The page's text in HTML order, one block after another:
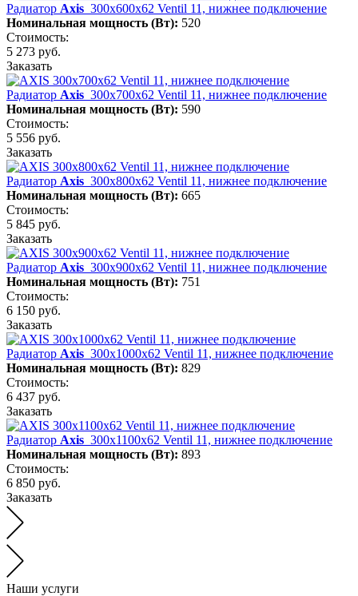
Радиатор Axis 300х600х62 Ventil 11, нижнее подключение
Номинальная мощность (Вт): 520
Стоимость:
5 273 руб.
Заказать
Радиатор Axis 300х700х62 Ventil 11, нижнее подключение
Номинальная мощность (Вт): 590
Стоимость:
5 556 руб.
Заказать
Радиатор Axis 300х800х62 Ventil 11, нижнее подключение
Номинальная мощность (Вт): 665
Стоимость:
5 845 руб.
Заказать
Радиатор Axis 300х900х62 Ventil 11, нижнее подключение
Номинальная мощность (Вт): 751
Стоимость:
6 150 руб.
Заказать
Радиатор Axis 300х1000х62 Ventil 11, нижнее подключение
Номинальная мощность (Вт): 829
Стоимость:
6 437 руб.
Заказать
Радиатор Axis 300х1100х62 Ventil 11, нижнее подключение
Номинальная мощность (Вт): 893
Стоимость:
6 850 руб.
Заказать
Наши услуги